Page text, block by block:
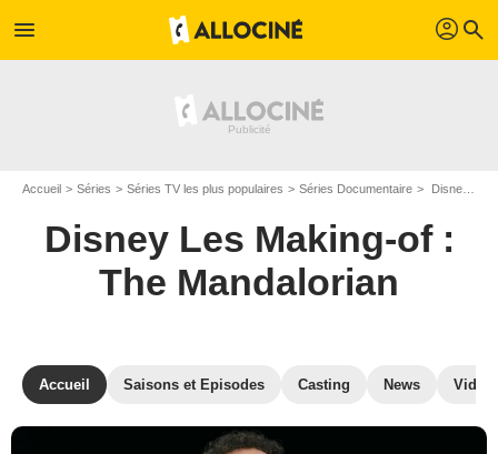
menu profil search
Accueil Séries Séries TV les plus populaires Séries Documentaire Disney Les Making-of : The Mandalorian
Disney Les Making-of :
The Mandalorian
Accueil Saisons et Episodes Casting News